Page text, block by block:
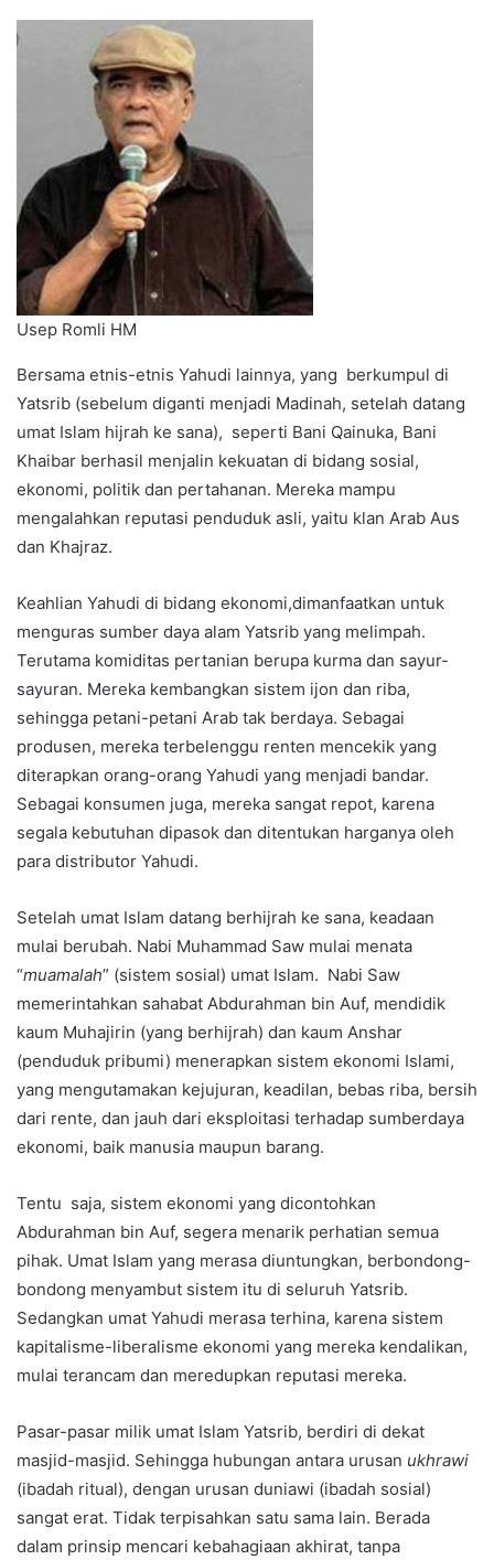
Usep Romli HM
Bersama etnis-etnis Yahudi lainnya, yang berkumpul di
Yatsrib (sebelum diganti menjadi Madinah, setelah datang
umat Islam hijrah ke sana), seperti Bani Qainuka, Bani
Khaibar berhasil menjalin kekuatan di bidang sosial,
ekonomi, politik dan pertahanan. Mereka mampu
mengalahkan reputasi penduduk asli, yaitu klan Arab Aus
dan Khajraz.
Keahlian Yahudi di bidang ekonomi,dimanfaatkan untuk
menguras sumber daya alam Yatsrib yang melimpah.
Terutama komiditas pertanian berupa kurma dan sayur-
sayuran. Mereka kembangkan sistem ijon dan riba,
sehingga petani-petani Arab tak berdaya. Sebagai
produsen, mereka terbelenggu renten mencekik yang
diterapkan orang-orang Yahudi yang menjadi bandar.
Sebagai konsumen juga, mereka sangat repot, karena
segala kebutuhan dipasok dan ditentukan harganya oleh
para distributor Yahudi.
Setelah umat Islam datang berhijrah ke sana, keadaan
mulai berubah. Nabi Muhammad Saw mulai menata
“muamalah” (sistem sosial) umat Islam. Nabi Saw
memerintahkan sahabat Abdurahman bin Auf, mendidik
kaum Muhajirin (yang berhijrah) dan kaum Anshar
(penduduk pribumi) menerapkan sistem ekonomi Islami,
yang mengutamakan kejujuran, keadilan, bebas riba, bersih
dari rente, dan jauh dari eksploitasi terhadap sumberdaya
ekonomi, baik manusia maupun barang.
Tentu saja, sistem ekonomi yang dicontohkan
Abdurahman bin Auf, segera menarik perhatian semua
pihak. Umat Islam yang merasa diuntungkan, berbondong-
bondong menyambut sistem itu di seluruh Yatsrib.
Sedangkan umat Yahudi merasa terhina, karena sistem
kapitalisme-liberalisme ekonomi yang mereka kendalikan,
mulai terancam dan meredupkan reputasi mereka.
Pasar-pasar milik umat Islam Yatsrib, berdiri di dekat
masjid-masjid. Sehingga hubungan antara urusan ukhrawi
(ibadah ritual), dengan urusan duniawi (ibadah sosial)
sangat erat. Tidak terpisahkan satu sama lain. Berada
dalam prinsip mencari kebahagiaan akhirat, tanpa